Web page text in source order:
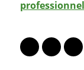
Lien vers le
Lien